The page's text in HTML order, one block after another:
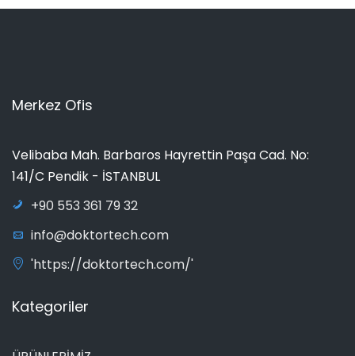
Merkez Ofis
Velibaba Mah. Barbaros Hayrettin Paşa Cad. No:
141/C Pendik - İSTANBUL
+90 553 361 79 32
info@doktortech.com
'https://doktortech.com/'
Kategoriler